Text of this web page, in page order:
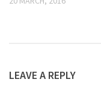
LEAVE A REPLY